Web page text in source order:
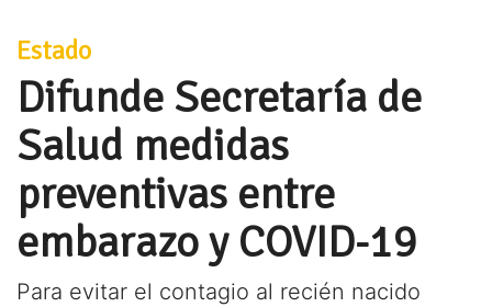
Estado
Difunde Secretaría de
Salud medidas
preventivas entre
embarazo y COVID-19
Para evitar el contagio al recién nacido